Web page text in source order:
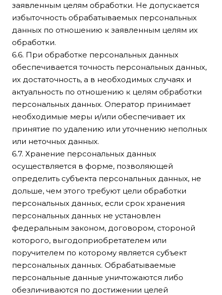
заявленным целям обработки. Не допускается
избыточность обрабатываемых персональных
данных по отношению к заявленным целям их
обработки.
6.6. При обработке персональных данных
обеспечивается точность персональных данных,
их достаточность, а в необходимых случаях и
актуальность по отношению к целям обработки
персональных данных. Оператор принимает
необходимые меры и/или обеспечивает их
принятие по удалению или уточнению неполных
или неточных данных.
6.7. Хранение персональных данных
осуществляется в форме, позволяющей
определить субъекта персональных данных, не
дольше, чем этого требуют цели обработки
персональных данных, если срок хранения
персональных данных не установлен
федеральным законом, договором, стороной
которого, выгодоприобретателем или
поручителем по которому является субъект
персональных данных. Обрабатываемые
персональные данные уничтожаются либо
обезличиваются по достижении целей